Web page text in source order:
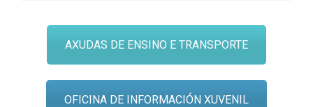
AXUDAS DE ENSINO E TRANSPORTE
OFICINA DE INFORMACIÓN XUVENIL